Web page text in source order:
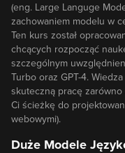
(eng. Large Languge
zachowaniem modelu w
Ten kurs został
chcących rozpocząć
szczególnym
Turbo oraz GPT-4.
skuteczną pracę zarówno
Ci ścieżkę do
webowymi).
Duże Modele